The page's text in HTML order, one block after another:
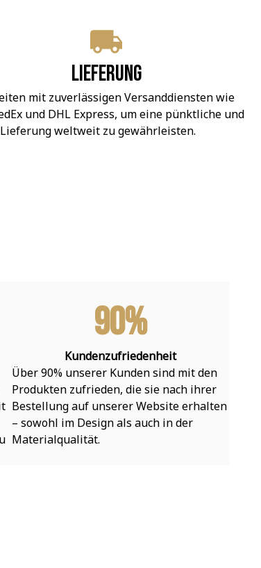
Lieferung
mit zuverlässigen Versanddiensten wie
und DHL Express, um eine pünktliche und
weltweit zu gewährleisten.
90%
Kundenzufriedenheit
Über 90% unserer Kunden sind mit den
Produkten zufrieden, die sie nach ihrer
Bestellung auf unserer Website erhalten
– sowohl im Design als auch in der
Materialqualität.